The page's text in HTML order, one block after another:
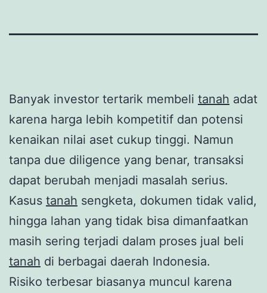
Banyak investor tertarik membeli tanah adat
karena harga lebih kompetitif dan potensi
kenaikan nilai aset cukup tinggi. Namun
tanpa due diligence yang benar, transaksi
dapat berubah menjadi masalah serius.
Kasus tanah sengketa, dokumen tidak valid,
hingga lahan yang tidak bisa dimanfaatkan
masih sering terjadi dalam proses jual beli
tanah di berbagai daerah Indonesia.
Risiko terbesar biasanya muncul karena